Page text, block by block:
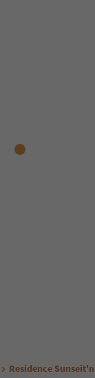
Residence Sunseit'n